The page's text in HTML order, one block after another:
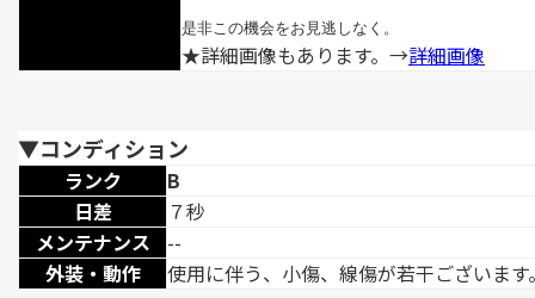
★詳細画像もあります。→詳細画像
▼コンディション
ランク
B
日差
７秒
メンテナンス
--
外装・動作
使用に伴う、小傷、線傷が若干ございま